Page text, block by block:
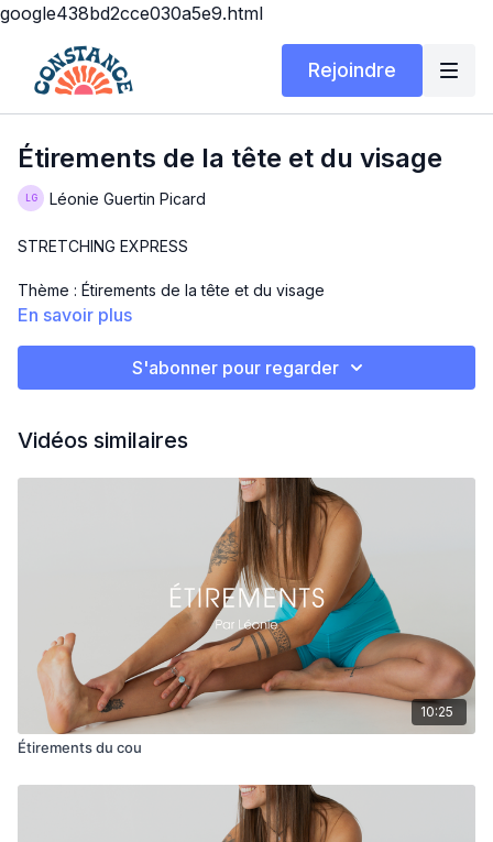
google438bd2cce030a5e9.html
Rejoindre
Étirements de la tête et du visage
Léonie Guertin Picard
STRETCHING EXPRESS
Thème : Étirements de la tête et du visage
face aujourd’hui 😊
En savoir plus
S'abonner pour regarder
Vidéos similaires
10:25
Étirements du cou